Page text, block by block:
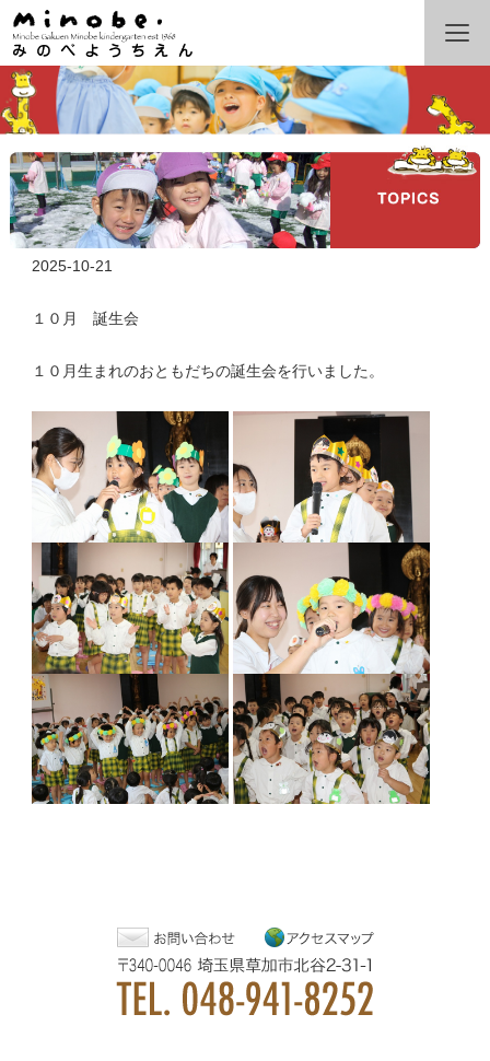
2025-10-21
１０月 誕生会
１０月生まれのおともだちの誕生会を行いました。